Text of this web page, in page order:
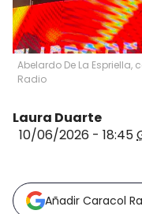
Abelardo De La
Radio
Laura Duarte
10/06/2026 - 18:45
Añadir Caracol